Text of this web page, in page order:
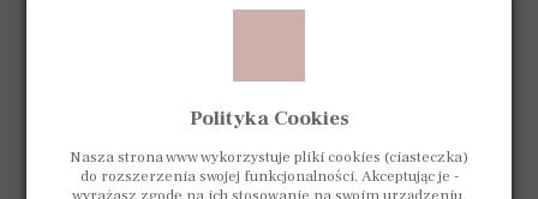
Regulamin sklepu
Zwroty i reklamacje
Polityka Cookies
Nasza strona www wykorzystuje pliki cookies (ciasteczka)
do rozszerzenia swojej funkcjonalności. Akceptując je -